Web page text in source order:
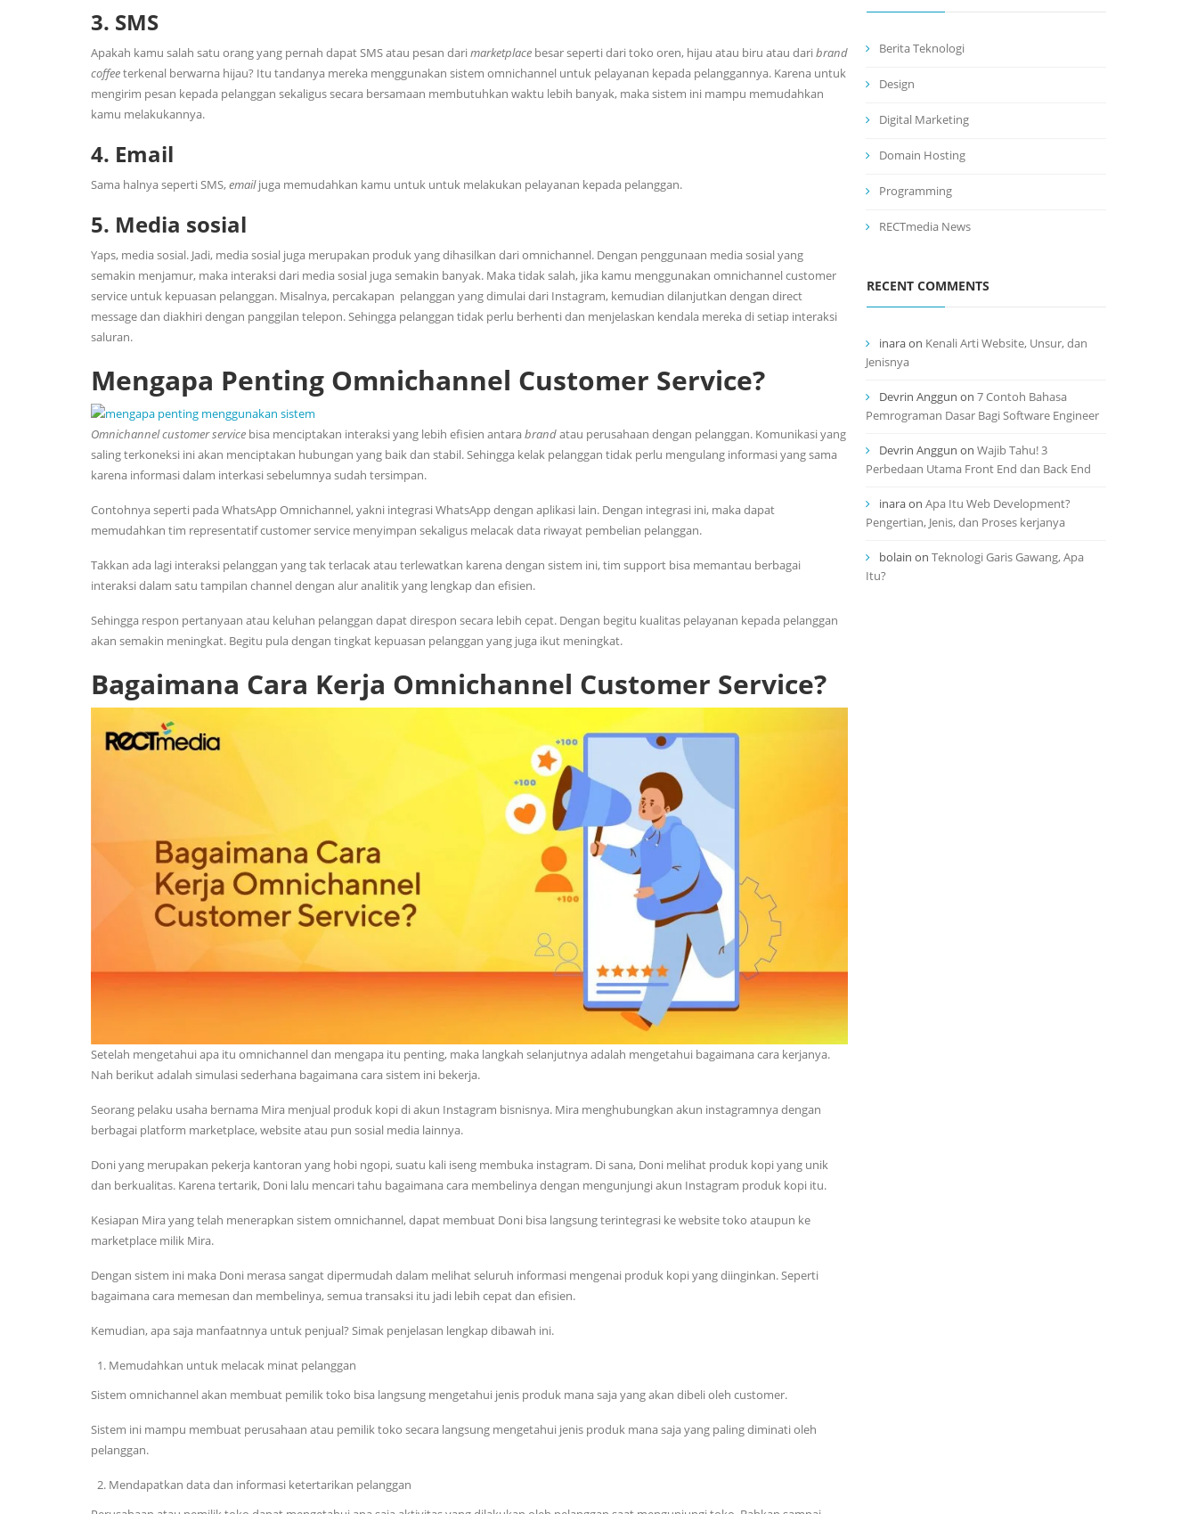
3. SMS
Apakah kamu salah satu orang yang pernah dapat SMS atau pesan darimarketplace besar seperti dari toko oren, hijau atau biru atau daribrand
coffeeterkenal berwarna hijau? Itu tandanya mereka menggunakan sistem omnichannel untuk pelayanan kepada pelanggannya. Karena untuk
mengirim pesan kepada pelanggan sekaligus secara bersamaan membutuhkan waktu lebih banyak, maka sistem ini mampu memudahkan
kamu melakukannya.
4. Email
Sama halnya seperti SMS,emailjuga memudahkan kamu untuk untuk melakukan pelayanan kepada pelanggan.
5. Media sosial
Yaps, media sosial. Jadi, media sosial juga merupakan produk yang dihasilkan dari omnichannel. Dengan penggunaan media sosial yang
semakin menjamur, maka interaksi dari media sosial juga semakin banyak. Maka tidak salah, jika kamu menggunakan omnichannel customer
service untuk kepuasan pelanggan. Misalnya, percakapan pelanggan yang dimulai dari Instagram, kemudian dilanjutkan dengan direct
message dan diakhiri dengan panggilan telepon. Sehingga pelanggan tidak perlu berhenti dan menjelaskan kendala mereka di setiap interaksi
saluran.
Mengapa Penting Omnichannel Customer Service?
Omnichannel customer service bisa menciptakan interaksi yang lebih efisien antarabrandatau perusahaan dengan pelanggan. Komunikasi yang
saling terkoneksi ini akan menciptakan hubungan yang baik dan stabil. Sehingga kelak pelanggan tidak perlu mengulang informasi yang sama
karena informasi dalam interkasi sebelumnya sudah tersimpan.
Contohnya seperti pada WhatsApp Omnichannel, yakni integrasi WhatsApp dengan aplikasi lain. Dengan integrasi ini, maka dapat
memudahkan tim representatif customer service menyimpan sekaligus melacak data riwayat pembelian pelanggan.
Takkan ada lagi interaksi pelanggan yang tak terlacak atau terlewatkan karena dengan sistem ini, tim support bisa memantau berbagai
interaksi dalam satu tampilan channel dengan alur analitik yang lengkap dan efisien.
Sehingga respon pertanyaan atau keluhan pelanggan dapat direspon secara lebih cepat. Dengan begitu kualitas pelayanan kepada pelanggan
akan semakin meningkat. Begitu pula dengan tingkat kepuasan pelanggan yang juga ikut meningkat.
Bagaimana Cara Kerja Omnichannel Customer Service?
Setelah mengetahui apa itu omnichannel dan mengapa itu penting, maka langkah selanjutnya adalah mengetahui bagaimana cara kerjanya.
Nah berikut adalah simulasi sederhana bagaimana cara sistem ini bekerja.
Seorang pelaku usaha bernama Mira menjual produk kopi di akun Instagram bisnisnya. Mira menghubungkan akun instagramnya dengan
berbagai platform marketplace, website atau pun sosial media lainnya.
Doni yang merupakan pekerja kantoran yang hobi ngopi, suatu kali iseng membuka instagram. Di sana, Doni melihat produk kopi yang unik
dan berkualitas. Karena tertarik, Doni lalu mencari tahu bagaimana cara membelinya dengan mengunjungi akun Instagram produk kopi itu.
Kesiapan Mira yang telah menerapkan sistem omnichannel, dapat membuat Doni bisa langsung terintegrasi ke website toko ataupun ke
marketplace milik Mira.
Dengan sistem ini maka Doni merasa sangat dipermudah dalam melihat seluruh informasi mengenai produk kopi yang diinginkan. Seperti
bagaimana cara memesan dan membelinya, semua transaksi itu jadi lebih cepat dan efisien.
Kemudian, apa saja manfaatnnya untuk penjual? Simak penjelasan lengkap dibawah ini.
Memudahkan untuk melacak minat pelanggan
Sistem omnichannel akan membuat pemilik toko bisa langsung mengetahui jenis produk mana saja yang akan dibeli oleh customer.
Sistem ini mampu membuat perusahaan atau pemilik toko secara langsung mengetahui jenis produk mana saja yang paling diminati oleh
pelanggan.
Mendapatkan data dan informasi ketertarikan pelanggan
Berita Teknologi
Design
Digital Marketing
Domain Hosting
Programming
RECTmedia News
RECENT COMMENTS
inaraon Kenali Arti Website, Unsur, dan
Jenisnya
Devrin Anggun on 7 Contoh Bahasa
Pemrograman Dasar Bagi Software Engineer
Devrin Anggun on Wajib Tahu! 3
Perbedaan Utama Front End dan Back End
inaraon Apa Itu Web Development?
Pengertian, Jenis, dan Proses kerjanya
bolain on Teknologi Garis Gawang, Apa
Itu?